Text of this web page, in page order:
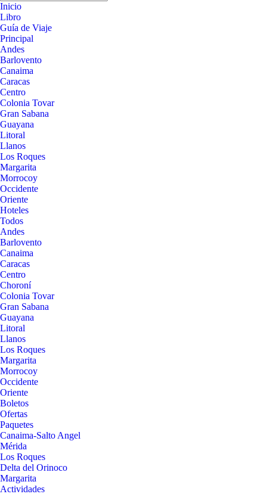
Inicio
Libro
Guía de Viaje
Principal
Andes
Barlovento
Canaima
Caracas
Centro
Colonia Tovar
Gran Sabana
Guayana
Litoral
Llanos
Los Roques
Margarita
Morrocoy
Occidente
Oriente
Hoteles
Todos
Andes
Barlovento
Canaima
Caracas
Centro
Choroní
Colonia Tovar
Gran Sabana
Guayana
Litoral
Llanos
Los Roques
Margarita
Morrocoy
Occidente
Oriente
Boletos
Ofertas
Paquetes
Canaima-Salto Angel
Mérida
Los Roques
Delta del Orinoco
Margarita
Actividades